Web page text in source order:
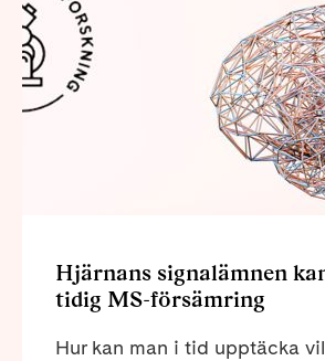
Hjärnans signalämnen
tidig MS-försämring
Hur kan man i tid upptäcka